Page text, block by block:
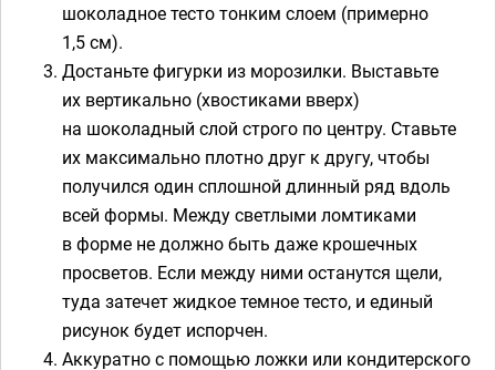
шоколадное тесто тонким слоем (примерно
1,5 см).
Достаньте фигурки из морозилки. Выставьте
их вертикально (хвостиками вверх)
на шоколадный слой строго по центру. Ставьте
их максимально плотно друг к другу, чтобы
получился один сплошной длинный ряд вдоль
всей формы. Между светлыми ломтиками
в форме не должно быть даже крошечных
просветов. Если между ними останутся щели,
туда затечет жидкое темное тесто, и единый
рисунок будет испорчен.
Аккуратно с помощью ложки или кондитерского